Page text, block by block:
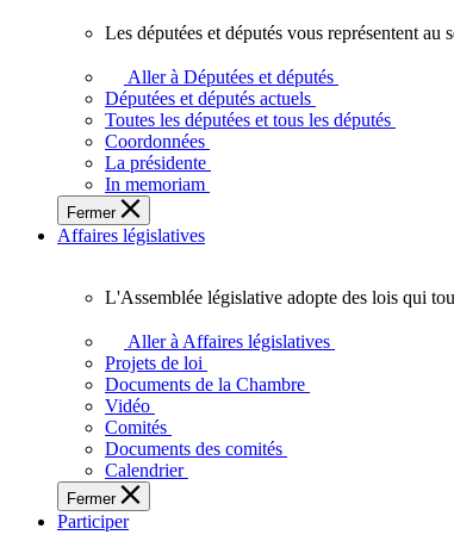
députées
députés
vous
représentent
sein
de
l'Assemblée
l'Ontario.
Les députées et députés vous représentent
Aller à Députées et députés
Députées et députés actuels
Toutes les députées et tous les députés
Coordonnées
La présidente
In memoriam
Fermer
Affaires législatives
législative
adopte
touchent
vie
des
Ontariennes
L'Assemblée législative adopte des lois qui
Aller à Affaires législatives
Projets de loi
Documents de la Chambre
Vidéo
Comités
Documents des comités
Calendrier
Fermer
Participer